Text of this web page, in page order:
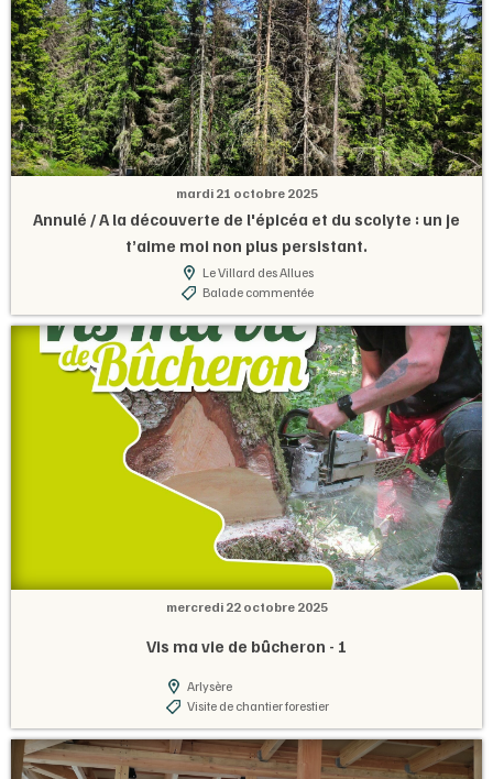
mardi 21 octobre 2025
Annulé / A la découverte de l'épicéa et du scolyte : un je
t’aime moi non plus persistant.
Le Villard des Allues
Balade commentée
mercredi 22 octobre 2025
Vis ma vie de bûcheron - 1
Arlysère
Visite de chantier forestier